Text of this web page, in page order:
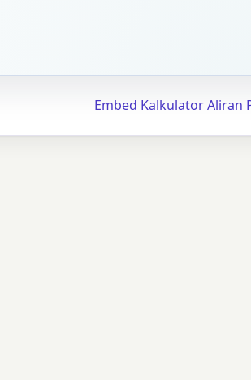
Embed Kalkulator Aliran